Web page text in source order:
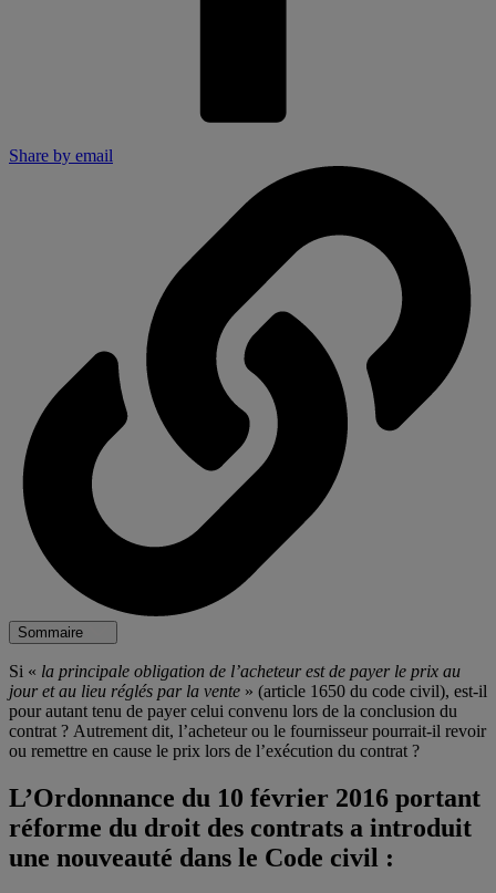
Share by email
Sommaire
Si « la principale obligation de l’acheteur est de payer le prix au
jour et au lieu réglés par la vente » (article 1650 du code civil), est-il
pour autant tenu de payer celui convenu lors de la conclusion du
contrat ? Autrement dit, l’acheteur ou le fournisseur pourrait-il revoir
ou remettre en cause le prix lors de l’exécution du contrat ?
L’Ordonnance du 10 février 2016 portant
réforme du droit des contrats a introduit
une nouveauté dans le Code civil :